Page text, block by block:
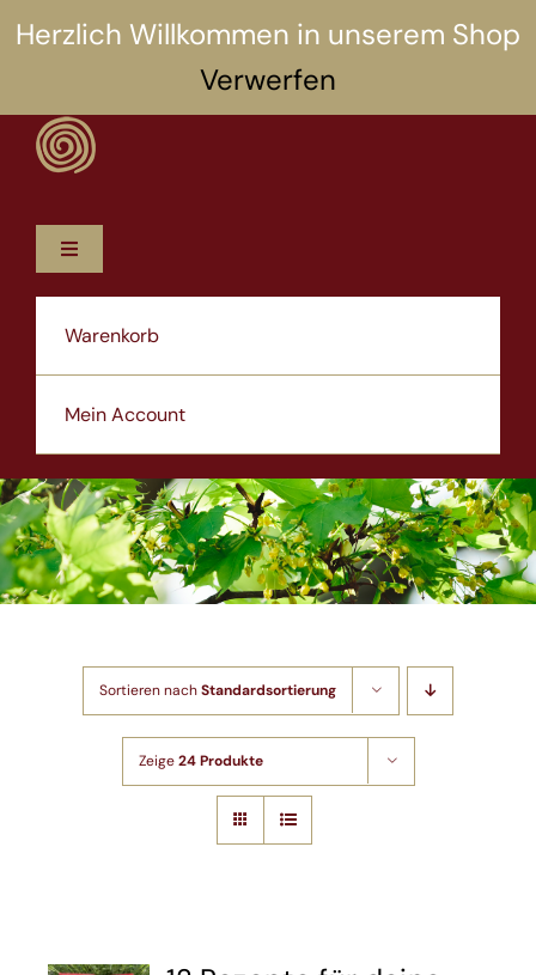
Herzlich Willkommen in unserem Shop
Verwerfen
Inhalt
Toggle
Shop
Warenkorb
Mein Account
Sortieren nachStandardsortierung
Zeige24 Produkte